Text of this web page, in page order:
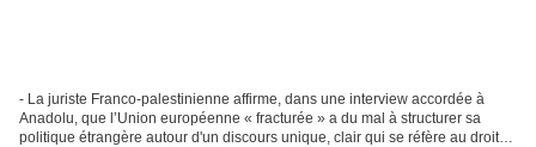
- La juriste Franco-palestinienne affirme, dans une interview accordée à
Anadolu, que l’Union européenne « fracturée » a du mal à structurer sa
politique étrangère autour d'un discours unique, clair qui se réfère au droit